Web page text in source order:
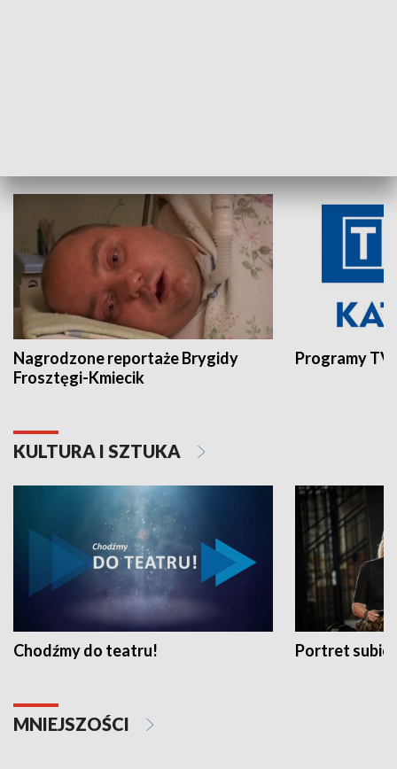
Nagrodzone reportaże Brygidy
Frosztęgi-Kmiecik
Programy
KULTURA I SZTUKA
Chodźmy do teatru! Portret
MNIEJSZOŚCI